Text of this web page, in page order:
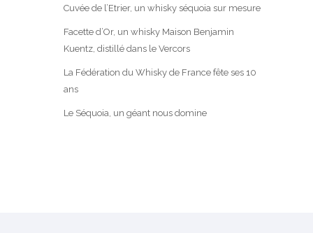
Cuvée de l’Etrier, un whisky séquoia sur mesure
Facette d’Or, un whisky Maison Benjamin
Kuentz, distillé dans le Vercors
La Fédération du Whisky de France fête ses 10
ans
Le Séquoia, un géant nous domine